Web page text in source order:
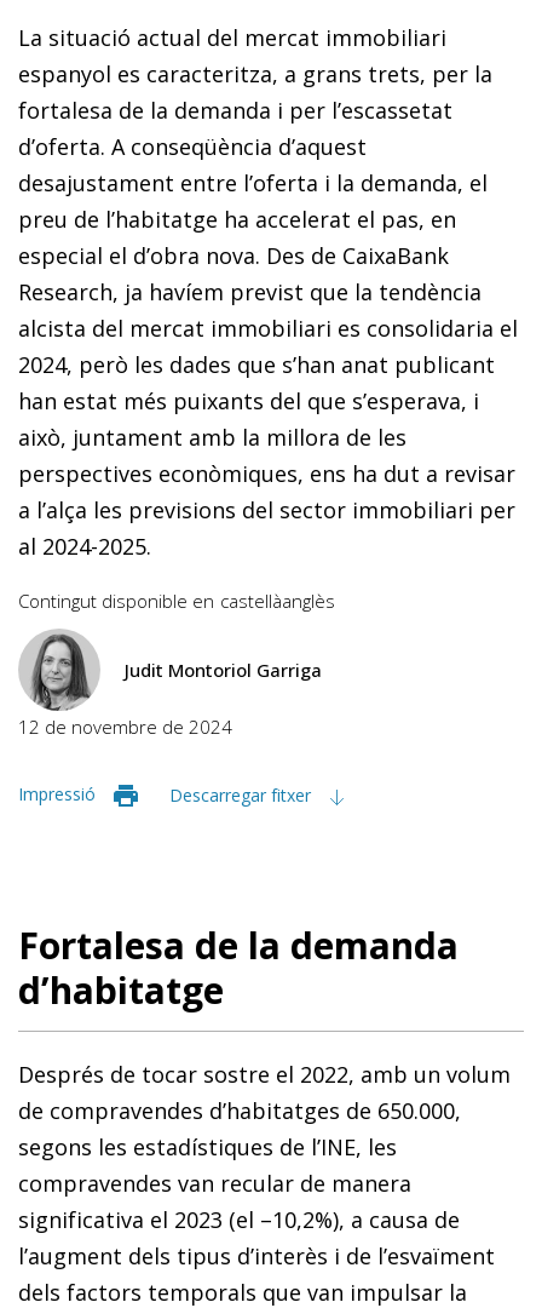
La situació actual del mercat immobiliari
espanyol es caracteritza, a grans trets, per la
fortalesa de la demanda i per l’escassetat
d’oferta. A conseqüència d’aquest
desajustament entre l’oferta i la demanda, el
preu de l’habitatge ha accelerat el pas, en
especial el d’obra nova. Des de CaixaBank
Research, ja havíem previst que la tendència
alcista del mercat immobiliari es consolidaria el
2024, però les dades que s’han anat publicant
han estat més puixants del que s’esperava, i
això, juntament amb la millora de les
perspectives econòmiques, ens ha dut a revisar
a l’alça les previsions del sector immobiliari per
al 2024-2025.
Contingut disponible en castellàanglès
Judit Montoriol Garriga
12 de novembre de 2024
Impressió Descarregar fitxer
Fortalesa de la demanda
d’habitatge
Després de tocar sostre el 2022, amb un volum
de compravendes d’habitatges de 650.000,
segons les estadístiques de l’INE, les
compravendes van recular de manera
significativa el 2023 (el –10,2%), a causa de
l’augment dels tipus d’interès i de l’esvaïment
dels factors temporals que van impulsar la